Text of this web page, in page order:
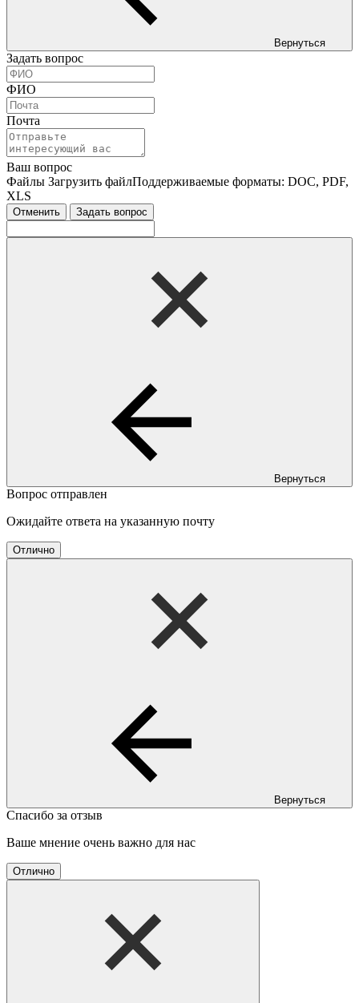
Вернуться
Задать вопрос
ФИО
Почта
Ваш вопрос
Файлы Загрузить файлПоддерживаемые форматы: DOC, PDF,
XLS
Отменить Задать вопрос
Вернуться
Вопрос отправлен
Ожидайте ответа на указанную почту
Отлично
Вернуться
Спасибо за отзыв
Ваше мнение очень важно для нас
Отлично